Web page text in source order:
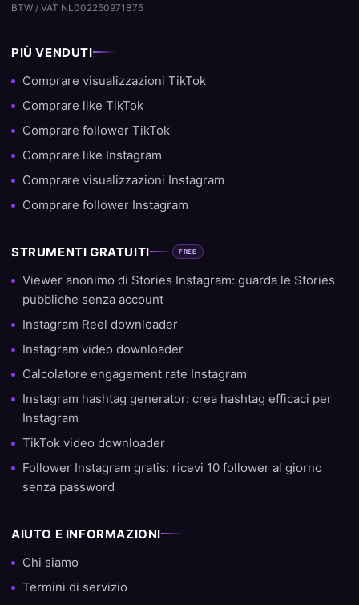
BTW / VAT NL002250971B75
PIÙ VENDUTI
Comprare visualizzazioni TikTok
Comprare like TikTok
Comprare follower TikTok
Comprare like Instagram
Comprare visualizzazioni Instagram
Comprare follower Instagram
STRUMENTI GRATUITI FREE
Viewer anonimo di Stories Instagram: guarda le Stories
pubbliche senza account
Instagram Reel downloader
Instagram video downloader
Calcolatore engagement rate Instagram
Instagram hashtag generator: crea hashtag efficaci per
Instagram
TikTok video downloader
Follower Instagram gratis: ricevi 10 follower al giorno
senza password
AIUTO E INFORMAZIONI
Chi siamo
Termini di servizio